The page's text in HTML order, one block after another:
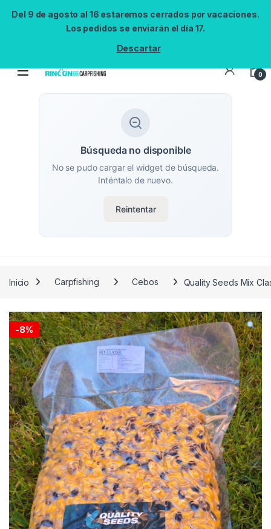
Del 9 de agosto al 16 estaremos cerrados por vacaciones.
Los pedidos se enviarán el día 17.
Descartar
0
Búsqueda no disponible
No se pudo cargar el widget de búsqueda.
Inténtalo de nuevo.
Reintentar
Inicio Carpfishing Cebos Quality Seeds Mix
-8%